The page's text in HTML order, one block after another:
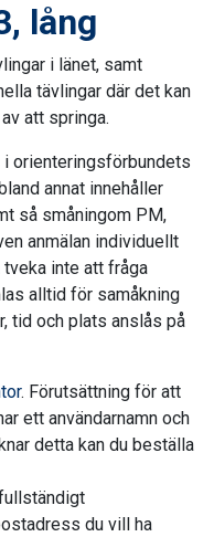
lång
i länet, samt
tävlingar där det kan
att springa.
orienteringsförbundets
annat innehåller
så småningom PM,
anmälan individuellt
tveka inte att fråga
alltid för samåkning
tid och plats anslås på
. Förutsättning för att
ett användarnamn och
detta kan du beställa
du vill ha